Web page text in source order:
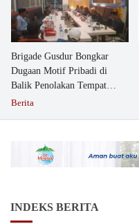
Brigade Gusdur Bongkar
Dugaan Motif Pribadi di
Balik Penolakan Tempat
Ibadah GKJW Bangil
Berita
INDEKS BERITA